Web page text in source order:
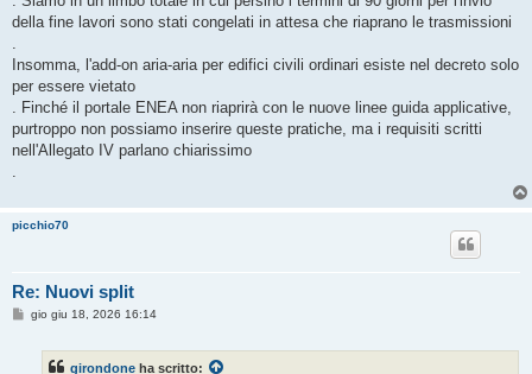
della fine lavori sono stati congelati in attesa che riaprano le trasmissioni
Insomma, l'add-on aria-aria per edifici civili ordinari esiste nel decreto solo
per essere vietato
. Finché il portale ENEA non riaprirà con le nuove linee guida applicative,
purtroppo non possiamo inserire queste pratiche, ma i requisiti scritti
nell'Allegato IV parlano chiarissimo
picchio70
Re: Nuovi split
Mgio giu 18, 2026 16:14
girondone ha scritto: